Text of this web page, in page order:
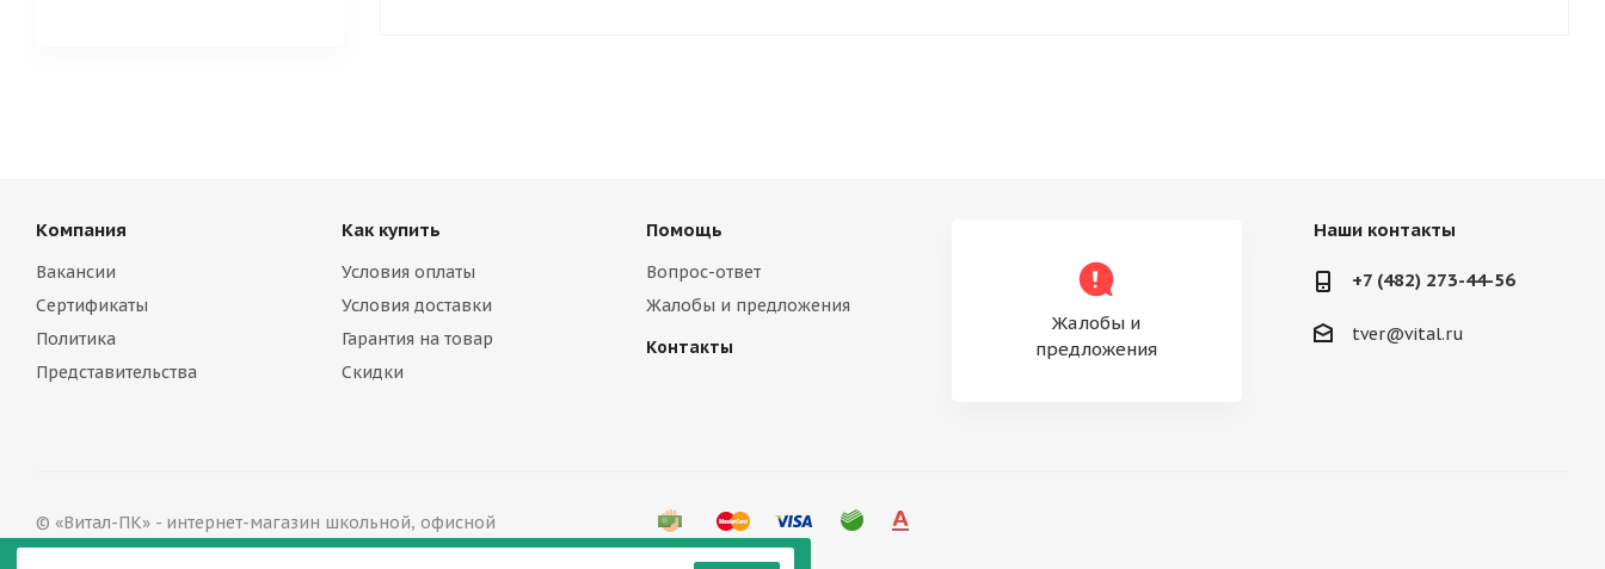
Компания
Вакансии
Сертификаты
Политика
Представительства
Как купить
Условия оплаты
Условия доставки
Гарантия на товар
Скидки
Помощь
Вопрос-ответ
Жалобы и предложения
Контакты
Жалобы и
предложения
Наши контакты
+7 (482) 273-44-56
tver@vital.ru
© «Витал-ПК» - интернет-магазин школьной, офисной
мебели в Твери, 2002—2026